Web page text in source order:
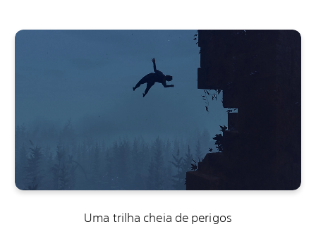
Uma trilha cheia de perigos